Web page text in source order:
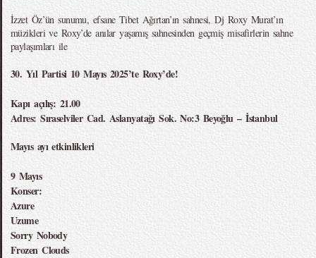
İzzet Öz’ün sunumu, efsane Tibet Ağırtan’ın sahnesi, Dj Roxy Murat’ın
müzikleri ve Roxy’de anılar yaşamış sahnesinden geçmiş misafirlerin sahne
paylaşımları ile
30. Yıl Partisi 10 Mayıs 2025’te Roxy’de!
Kapı açılış: 21.00
Adres: Sıraselviler Cad. Aslanyatağı Sok. No:3 Beyoğlu – İstanbul
Mayıs ayı etkinlikleri
9 Mayıs
Konser:
Azure
Uzume
Sorry Nobody
Frozen Clouds